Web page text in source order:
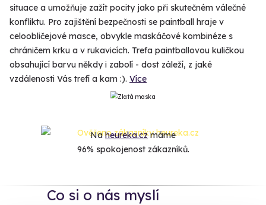
situace a umožňuje zažít pocity jako při skutečném válečné
konfliktu. Pro zajištění bezpečnosti se paintball hraje v
celoobličejové masce, obvykle maskáčové kombinéze s
chráničem krku a v rukavicích. Trefa paintballovou kuličkou
obsahující barvu někdy i zabolí - dost záleží, z jaké
vzdálenosti Vás trefí a kam :). Více
Naheureka.czmáme
96% spokojenost zákazníků.
Co si o nás myslí